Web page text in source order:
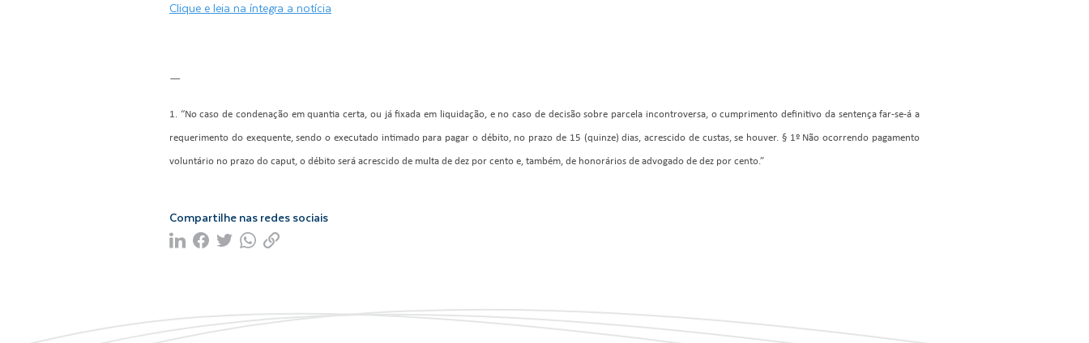
Clique e leia na íntegra a notícia
—
1. “No caso de condenação em quantia certa, ou já fixada em liquidação, e no caso de decisão sobre parcela incontroversa, o cumprimento definitivo da sentença far-se-á a
requerimento do exequente, sendo o executado intimado para pagar o débito, no prazo de 15 (quinze) dias, acrescido de custas, se houver. § 1º Não ocorrendo pagamento
voluntário no prazo do caput, o débito será acrescido de multa de dez por cento e, também, de honorários de advogado de dez por cento.”
Compartilhe nas redes sociais